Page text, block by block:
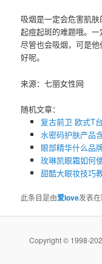
吸烟是一定会危害肌
起痘起斑的难题哦。
尽管也会吸烟，可是
好呢。
来源：七丽女性网
随机文章：
复古前卫 欧式T
水密码护肤产品
眼部精华什么品
玫琳凯眼霜如何
甜酷大眼妆技巧
此条目是由爱love发表在
Copyright © 1998-